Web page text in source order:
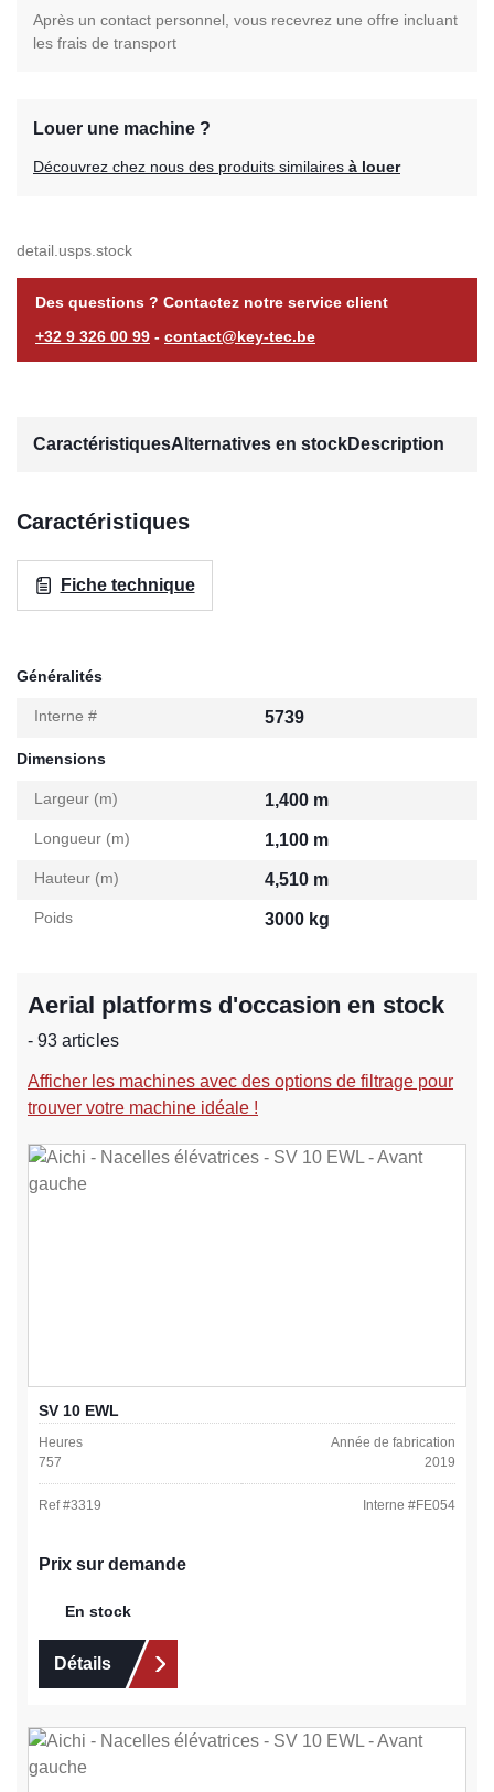
Après un contact personnel, vous recevrez une offre incluant
les frais de transport
Louer une machine ?
Découvrez chez nous des produits similaires à louer
detail.usps.stock
Des questions ? Contactez notre service client
+32 9 326 00 99 - contact@key-tec.be
CaractéristiquesAlternatives en stockDescription
Caractéristiques
Fiche technique
Généralités
Interne # 5739
Dimensions
Largeur (m) 1,400 m
Longueur (m) 1,100 m
Hauteur (m) 4,510 m
Poids 3000 kg
Aerial platforms d'occasion en stock
- 93 articles
Afficher les machines avec des options de filtrage pour
trouver votre machine idéale !
SV 10 EWL
Heures
757
Année de fabrication
2019
Ref #3319 Interne #FE054
Prix sur demande
En stock
Détails